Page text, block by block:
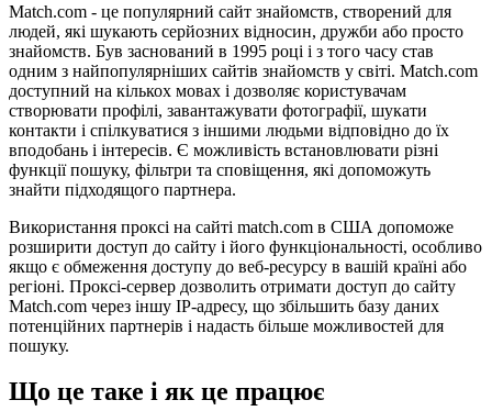
Match.com - це популярний сайт знайомств, створений для
людей, які шукають серйозних відносин, дружби або просто
знайомств. Був заснований в 1995 році і з того часу став
одним з найпопулярніших сайтів знайомств у світі. Match.com
доступний на кількох мовах і дозволяє користувачам
створювати профілі, завантажувати фотографії, шукати
контакти і спілкуватися з іншими людьми відповідно до їх
вподобань і інтересів. Є можливість встановлювати різні
функції пошуку, фільтри та сповіщення, які допоможуть
знайти підходящого партнера.
Використання проксі на сайті match.com в США допоможе
розширити доступ до сайту і його функціональності, особливо
якщо є обмеження доступу до веб-ресурсу в вашій країні або
регіоні. Проксі-сервер дозволить отримати доступ до сайту
Match.com через іншу IP-адресу, що збільшить базу даних
потенційних партнерів і надасть більше можливостей для
пошуку.
Що це таке і як це працює